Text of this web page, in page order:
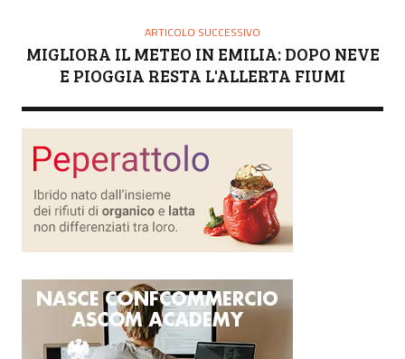
ARTICOLO SUCCESSIVO
MIGLIORA IL METEO IN EMILIA: DOPO NEVE
E PIOGGIA RESTA L'ALLERTA FIUMI